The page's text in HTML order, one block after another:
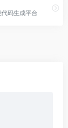
码生成平台